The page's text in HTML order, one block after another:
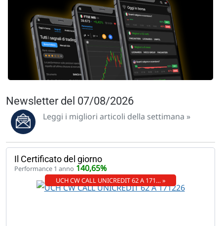
Newsletter del 07/08/2026
Leggi i migliori articoli della settimana »
Il Certificato del giorno
Performance 1 anno 140,65%
UCH CW CALL UNICREDIT 62 A 171… »